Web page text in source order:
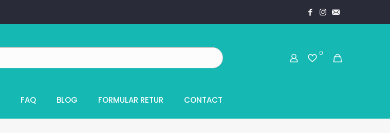
0
FAQ BLOG FORMULAR RETUR CONTACT